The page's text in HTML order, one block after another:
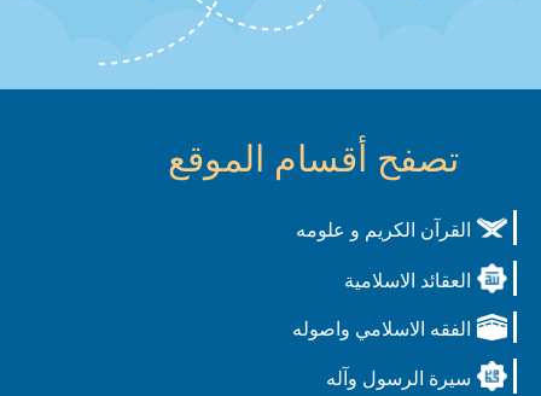
تصفح أقسام الموقع
القرآن الكريم و علومه
العقائد الاسلامية
الفقه الاسلامي واصوله
سيرة الرسول وآله